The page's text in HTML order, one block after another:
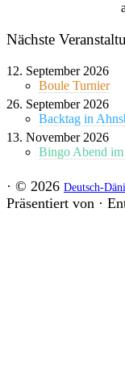
Nächste
12. September 2026
Boule Turnier
26. September 2026
Backtag in
13. November 2026
Bingo Abend
· © 2026 Deutsch-
Präsentiert von ·